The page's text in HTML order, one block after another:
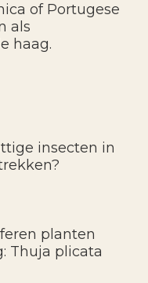
of Portugese
als
haag.
insecten in
planten
Thuja plicata